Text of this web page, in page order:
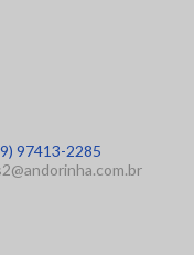
97413-2285